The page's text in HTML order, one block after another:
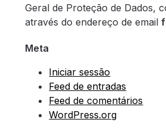
Geral de Proteção de Dados,
através do endereço de email
Meta
Iniciar sessão
Feed de entradas
Feed de comentários
WordPress.org